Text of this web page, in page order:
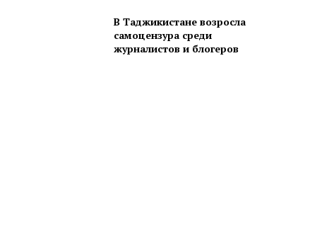
В Таджикистане возросла
самоцензура среди
журналистов и блогеров